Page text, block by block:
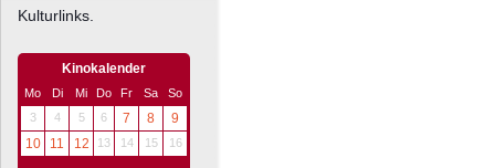
Kulturlinks.
Kinokalender
Mo Di Mi Do Fr Sa
So
3
4 5 6 7 8
9
10
11 12 13 14 15 16